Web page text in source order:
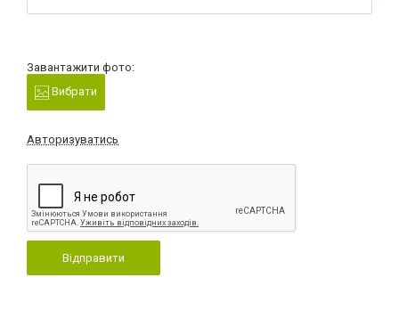
Завантажити фото:
Вибрати
Авторизуватись
Відправити